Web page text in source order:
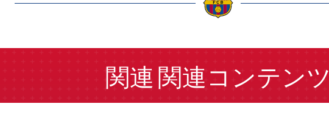
関連 関連コンテンツ